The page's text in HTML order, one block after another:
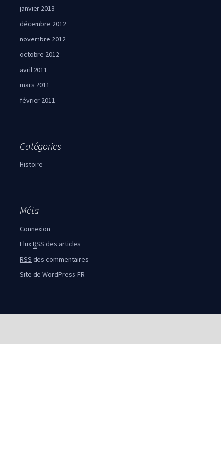
janvier 2013
décembre 2012
novembre 2012
octobre 2012
avril 2011
mars 2011
février 2011
Catégories
Histoire
Méta
Connexion
FluxRSS des articles
RSS des commentaires
Site de WordPress-FR